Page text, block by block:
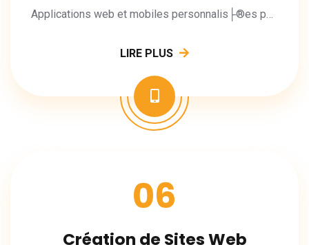
Applications web et mobiles personnalis├®es pour vos besoins m├®tier.
LIRE PLUS
06
Création de Sites Web